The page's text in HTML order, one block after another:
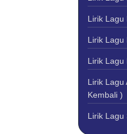
Lirik Lagu
Lirik Lagu
Lirik Lagu
Lirik Lagu
Kembali )
Lirik Lagu